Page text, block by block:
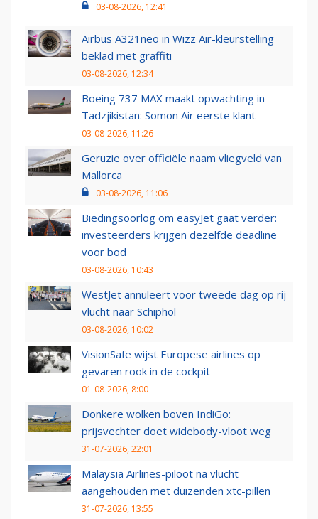
03-08-2026, 12:41
Airbus A321neo in Wizz Air-kleurstelling
beklad met graffiti
03-08-2026, 12:34
Boeing 737 MAX maakt opwachting in
Tadzjikistan: Somon Air eerste klant
03-08-2026, 11:26
Geruzie over officiële naam vliegveld van
Mallorca
03-08-2026, 11:06
Biedingsoorlog om easyJet gaat verder:
investeerders krijgen dezelfde deadline
voor bod
03-08-2026, 10:43
WestJet annuleert voor tweede dag op rij
vlucht naar Schiphol
03-08-2026, 10:02
VisionSafe wijst Europese airlines op
gevaren rook in de cockpit
01-08-2026, 8:00
Donkere wolken boven IndiGo:
prijsvechter doet widebody-vloot weg
31-07-2026, 22:01
Malaysia Airlines-piloot na vlucht
aangehouden met duizenden xtc-pillen
31-07-2026, 13:55